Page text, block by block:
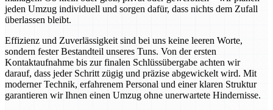
jeden Umzug individuell und sorgen dafür, dass nichts dem Zufall
überlassen bleibt.
Effizienz und Zuverlässigkeit sind bei uns keine leeren Worte,
sondern fester Bestandteil unseres Tuns. Von der ersten
Kontaktaufnahme bis zur finalen Schlüssübergabe achten wir
darauf, dass jeder Schritt zügig und präzise abgewickelt wird. Mit
moderner Technik, erfahrenem Personal und einer klaren Struktur
garantieren wir Ihnen einen Umzug ohne unerwartete Hindernisse.